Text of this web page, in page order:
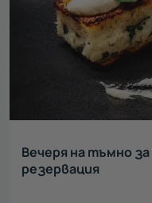
Вечеря на тъмно
резервация